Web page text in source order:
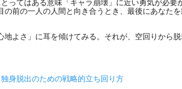
ってはある意味「キャラ崩壊」に近い勇気が必
の前の一人の人間と向き合うとき、最後にあなた
よさ」に耳を傾けてみる。それが、空回りから
身脱出のための戦略的立ち回り方